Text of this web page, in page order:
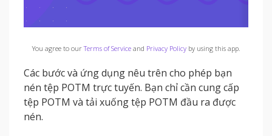
You agree to ourTerms of Serviceand Privacy Policyby using this app.
Các bước và ứng dụng nêu trên cho phép bạn
nén tệp POTM trực tuyến. Bạn chỉ cần cung cấp
tệp POTM và tải xuống tệp POTM đầu ra được
nén.